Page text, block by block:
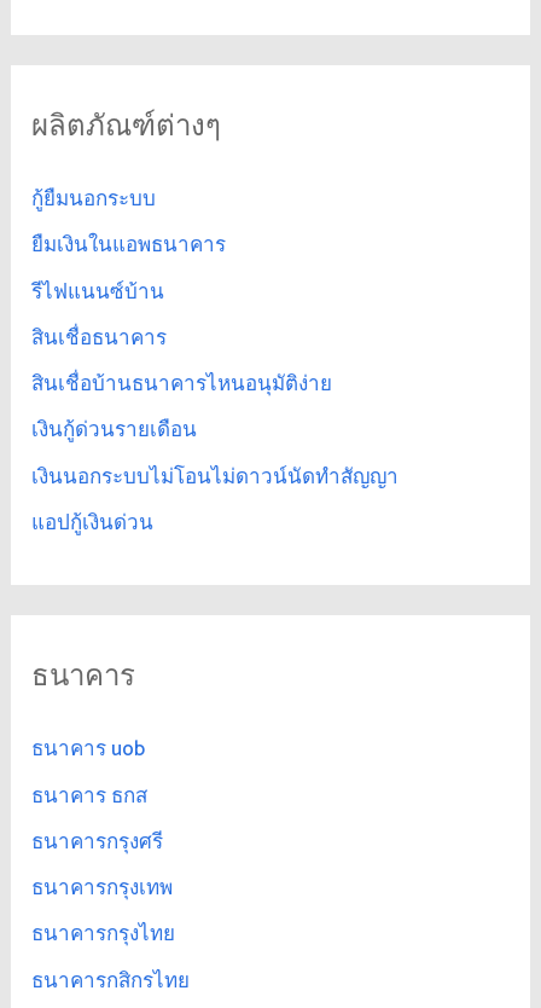
ผลิตภัณฑ์ต่างๆ
กู้ยืมนอกระบบ
ยืมเงินในแอพธนาคาร
รีไฟแนนซ์บ้าน
สินเชื่อธนาคาร
สินเชื่อบ้านธนาคารไหนอนุมัติง่าย
เงินกู้ด่วนรายเดือน
เงินนอกระบบไม่โอนไม่ดาวน์นัดทำสัญญา
แอปกู้เงินด่วน
ธนาคาร
ธนาคาร uob
ธนาคาร ธกส
ธนาคารกรุงศรี
ธนาคารกรุงเทพ
ธนาคารกรุงไทย
ธนาคารกสิกรไทย